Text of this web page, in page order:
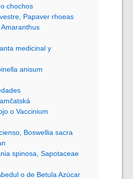
chochos
Papaver rhoeas
medicinal y
anisum
o Vaccinium
Boswellia sacra
spinosa, Sapotaceae
o de Betula Azúcar